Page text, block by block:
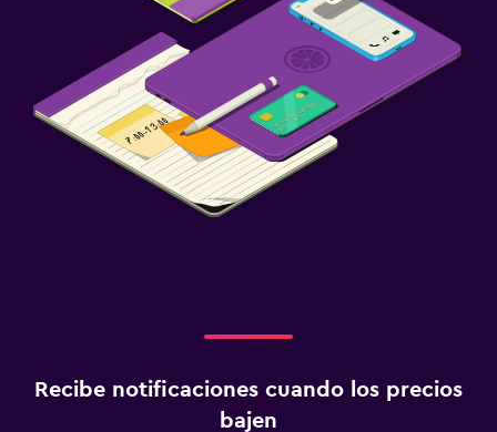
Recibe notificaciones cuando los precios
bajen